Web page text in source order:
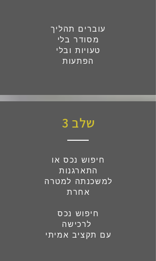
עוברים תהליך
מסודר בלי
טעויות ובלי
הפתעות
שלב 3
חיפוש נכס או
התארגנות
למשכנתה למטרה
אחרת
חיפוש נכס
עם תקציב אמיתי